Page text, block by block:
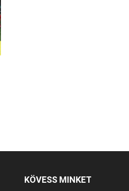
KÖVESS MINKET